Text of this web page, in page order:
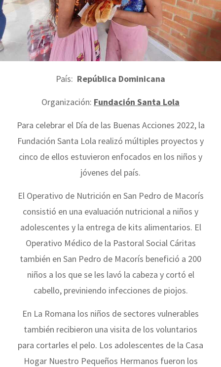
País: República Dominicana
Organización: Fundación Santa Lola
Para celebrar el Día de las Buenas Acciones 2022, la
Fundación Santa Lola realizó múltiples proyectos y
cinco de ellos estuvieron enfocados en los niños y
jóvenes del país.
El Operativo de Nutrición en San Pedro de Macorís
consistió en una evaluación nutricional a niños y
adolescentes y la entrega de kits alimentarios. El
Operativo Médico de la Pastoral Social Cáritas
también en San Pedro de Macorís benefició a 200
niños a los que se les lavó la cabeza y cortó el
cabello, previniendo infecciones de piojos.
En La Romana los niños de sectores vulnerables
también recibieron una visita de los voluntarios
para cortarles el pelo. Los adolescentes de la Casa
Hogar Nuestro Pequeños Hermanos fueron los